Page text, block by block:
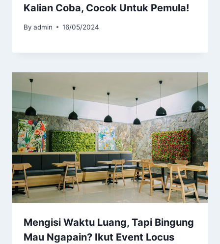
Kalian Coba, Cocok Untuk Pemula!
By admin 16/05/2024
Mengisi Waktu Luang, Tapi Bingung
Mau Ngapain? Ikut Event Locus